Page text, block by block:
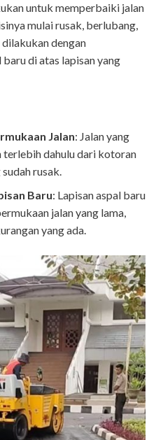
untuk memperbaiki jalan
mulai rusak, berlubang,
dilakukan dengan
di atas lapisan yang
Jalan: Jalan yang
terlebih dahulu dari kotoran
rusak.
Baru: Lapisan aspal baru
jalan yang lama,
yang ada.